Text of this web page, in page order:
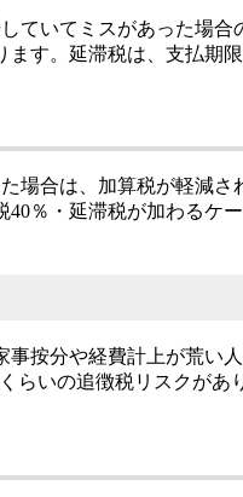
ていてミスがあった場合
す。延滞税は、支払期
場合は、加算税が軽減さ
％・延滞税が加わるケ
按分や経費計上が荒い
らいの追徴税リスクがあ